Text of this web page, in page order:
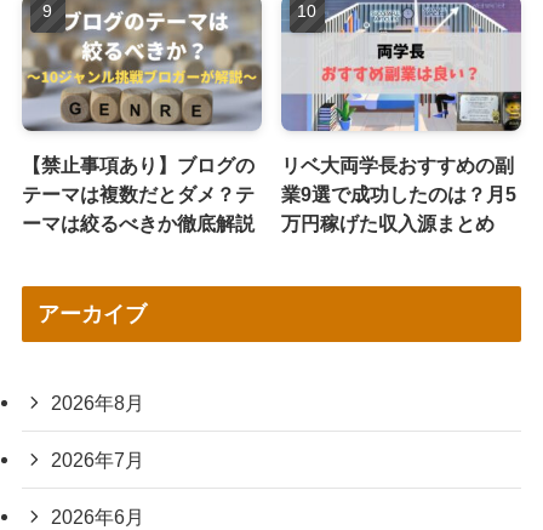
【禁止事項あり】ブログの
テーマは複数だとダメ？テ
ーマは絞るべきか徹底解説
リベ大両学長おすすめの副
業9選で成功したのは？月5
万円稼げた収入源まとめ
アーカイブ
2026年8月
2026年7月
2026年6月